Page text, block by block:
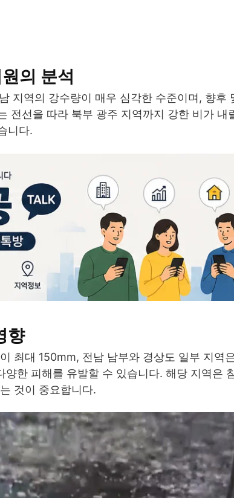
의 분석
지역의 강수량이 매우 심각한 수준이며, 향후
전선을 따라 북부 광주 지역까지 강한 비가 내
니다.
향
최대 150mm, 전남 남부와 경상도 일부 지역
한 피해를 유발할 수 있습니다. 해당 지역은
것이 중요합니다.